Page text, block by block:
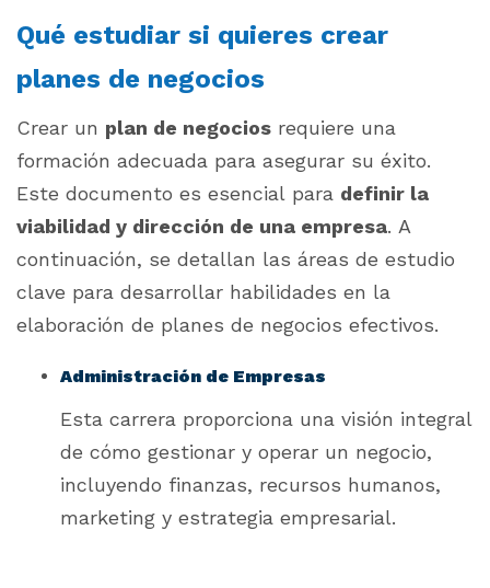
Qué estudiar si quieres crear
planes de negocios
Crear un plan de negocios requiere una
formación adecuada para asegurar su éxito.
Este documento es esencial para definir la
viabilidad y dirección de una empresa. A
continuación, se detallan las áreas de estudio
clave para desarrollar habilidades en la
elaboración de planes de negocios efectivos.
Administración de Empresas
Esta carrera proporciona una visión integral
de cómo gestionar y operar un negocio,
incluyendo finanzas, recursos humanos,
marketing y estrategia empresarial.